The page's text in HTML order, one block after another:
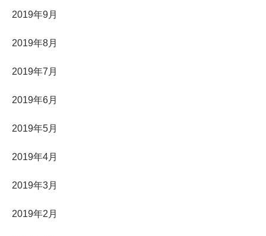
2019年9月
2019年8月
2019年7月
2019年6月
2019年5月
2019年4月
2019年3月
2019年2月